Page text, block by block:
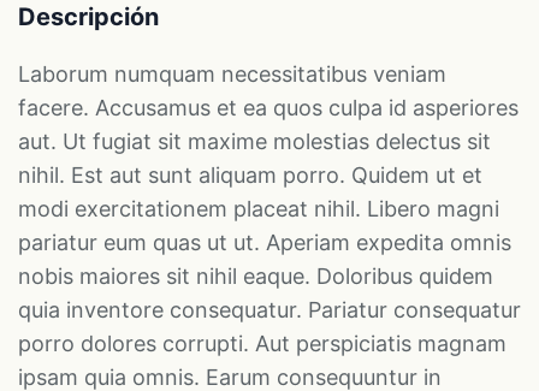
Descripción
Laborum numquam necessitatibus veniam
facere. Accusamus et ea quos culpa id asperiores
aut. Ut fugiat sit maxime molestias delectus sit
nihil. Est aut sunt aliquam porro. Quidem ut et
modi exercitationem placeat nihil. Libero magni
pariatur eum quas ut ut. Aperiam expedita omnis
nobis maiores sit nihil eaque. Doloribus quidem
quia inventore consequatur. Pariatur consequatur
porro dolores corrupti. Aut perspiciatis magnam
ipsam quia omnis. Earum consequuntur in